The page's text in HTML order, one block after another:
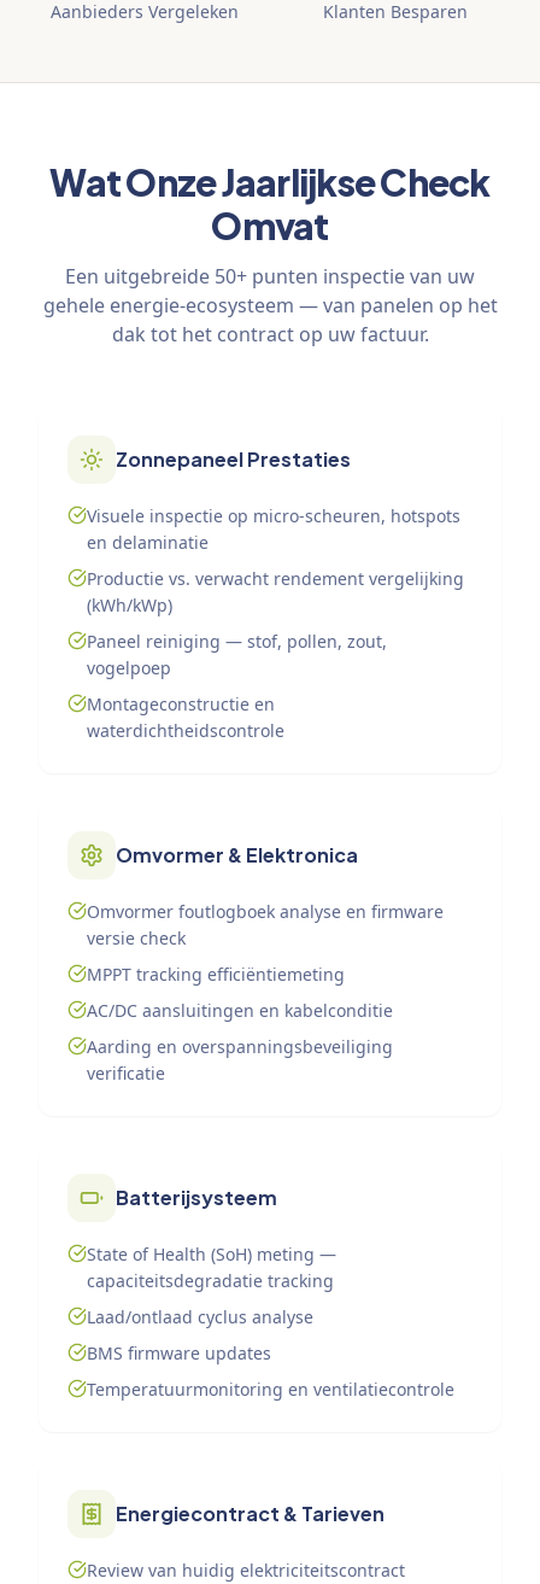
Aanbieders Vergeleken Klanten Besparen
Wat Onze Jaarlijkse Check
Omvat
Een uitgebreide 50+ punten inspectie van uw
gehele energie-ecosysteem — van panelen op het
dak tot het contract op uw factuur.
Zonnepaneel Prestaties
Visuele inspectie op micro-scheuren, hotspots
en delaminatie
Productie vs. verwacht rendement vergelijking
(kWh/kWp)
Paneel reiniging — stof, pollen, zout,
vogelpoep
Montageconstructie en
waterdichtheidscontrole
Omvormer & Elektronica
Omvormer foutlogboek analyse en firmware
versie check
MPPT tracking efficiëntiemeting
AC/DC aansluitingen en kabelconditie
Aarding en overspanningsbeveiliging
verificatie
Batterijsysteem
State of Health (SoH) meting —
capaciteitsdegradatie tracking
Laad/ontlaad cyclus analyse
BMS firmware updates
Temperatuurmonitoring en ventilatiecontrole
Energiecontract & Tarieven
Review van huidig elektriciteitscontract